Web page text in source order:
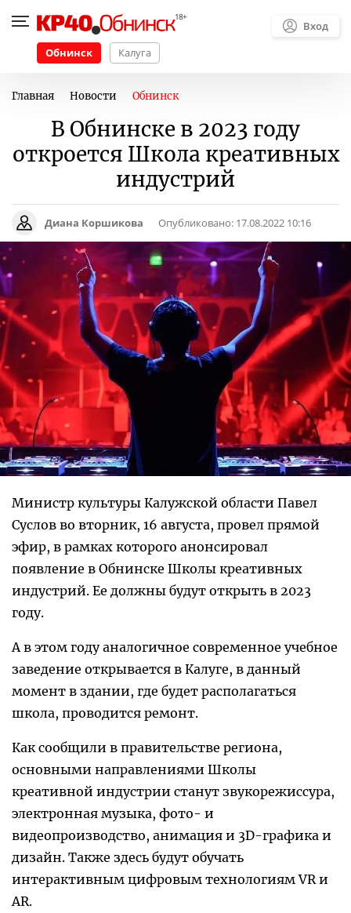
Обнинск Калуга
Вход
Главная Новости Обнинск
В Обнинске в 2023 году
откроется Школа креативных
индустрий
Диана Коршикова Опубликовано: 17.08.2022 10:16
Министр культуры Калужской области Павел
Суслов во вторник, 16 августа, провел прямой
эфир, в рамках которого анонсировал
появление в Обнинске Школы креативных
индустрий. Ее должны будут открыть в 2023
году.
А в этом году аналогичное современное учебное
заведение открывается в Калуге, в данный
момент в здании, где будет располагаться
школа, проводится ремонт.
Как сообщили в правительстве региона,
основными направлениями Школы
креативной индустрии станут звукорежиссура,
электронная музыка, фото- и
видеопроизводство, анимация и 3D-графика и
дизайн. Также здесь будут обучать
интерактивным цифровым технологиям VR и
AR.